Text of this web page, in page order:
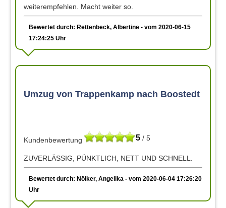
weiterempfehlen. Macht weiter so.
Bewertet durch: Rettenbeck, Albertine - vom 2020-06-15
17:24:25 Uhr
Umzug von Trappenkamp nach Boostedt
5 / 5
Kundenbewertung
ZUVERLÄSSIG, PÜNKTLICH, NETT UND SCHNELL.
Bewertet durch: Nölker, Angelika - vom 2020-06-04 17:26:20
Uhr